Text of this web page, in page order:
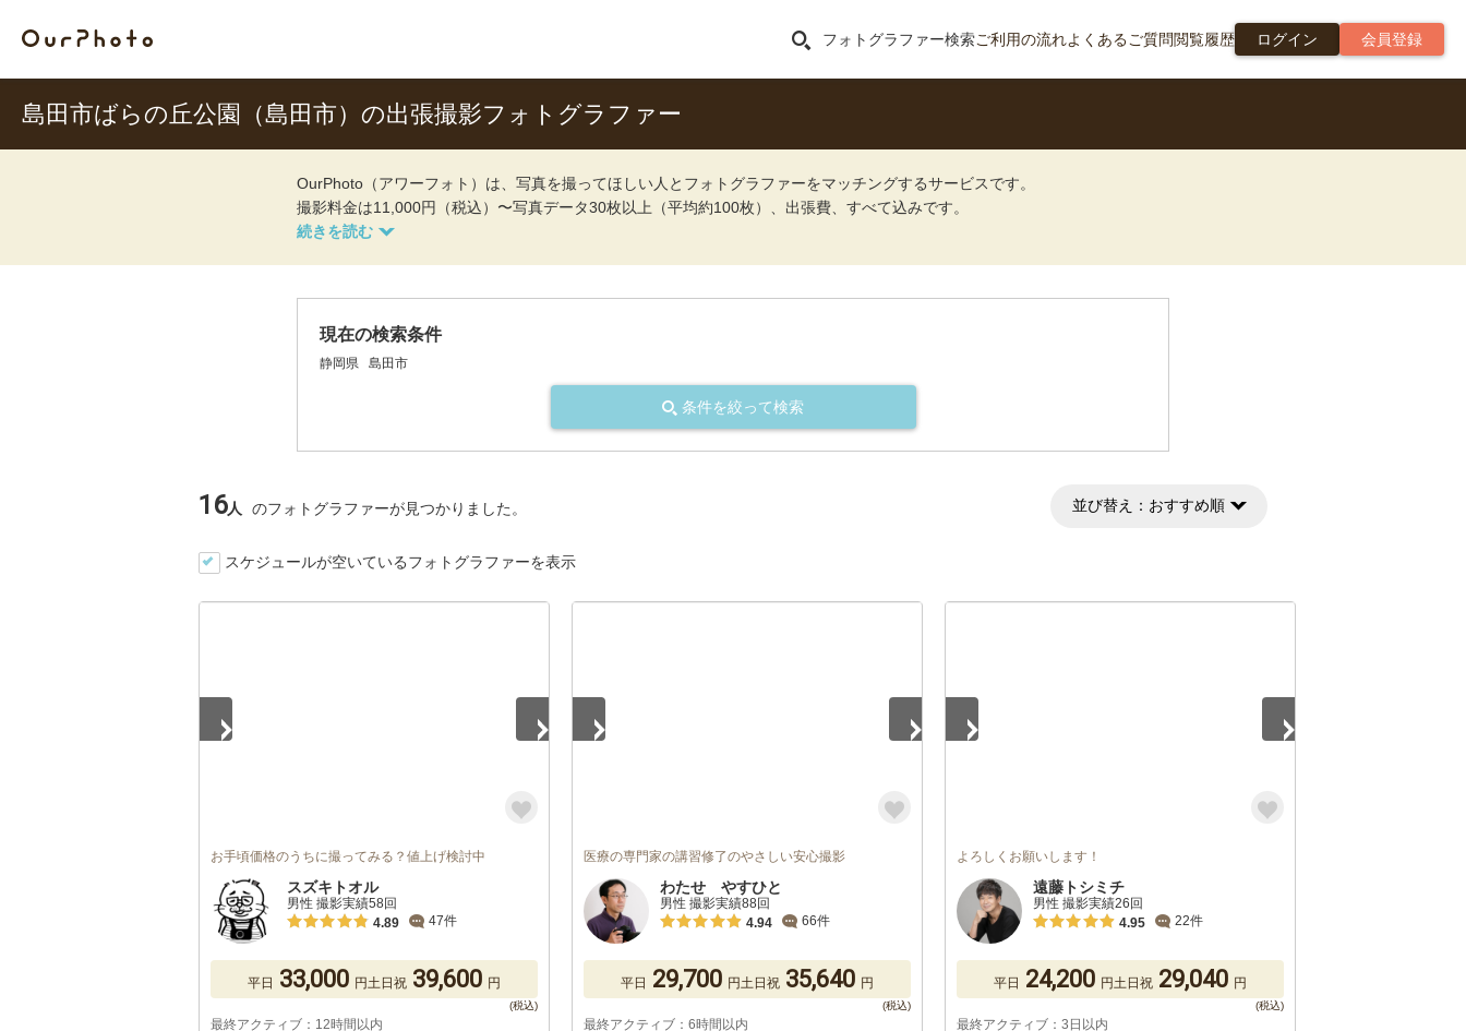
フォトグラファー検索ご利用の流れよくあるご質問閲覧履歴 ログイン 会員登録
島田市ばらの丘公園（島田市）の出張撮影フォトグラファー
OurPhoto（アワーフォト）は、写真を撮ってほしい人とフォトグラファーをマッチングするサービスです。
撮影料金は11,000円（税込）〜写真データ30枚以上（平均約100枚）、出張費、すべて込みです。
現在の検索条件
静岡県 島田市
条件を絞って検索
16人 のフォトグラファーが見つかりました。 並び替え： おすすめ順
スケジュールが空いているフォトグラファーを表示
お手頃価格のうちに撮ってみる？値上げ検討中
スズキトオル
男性 撮影実績58回
4.89
47件
平日 33,000 円土日祝 39,600 円
最終アクティブ：12時間以内
医療の専門家の講習修了のやさしい安心撮影
わたせ やすひと
男性 撮影実績88回
4.94
66件
平日 29,700 円土日祝 35,640 円
最終アクティブ：6時間以内
よろしくお願いします！
遠藤トシミチ
男性 撮影実績26回
4.95
22件
平日 24,200 円土日祝 29,040 円
最終アクティブ：3日以内